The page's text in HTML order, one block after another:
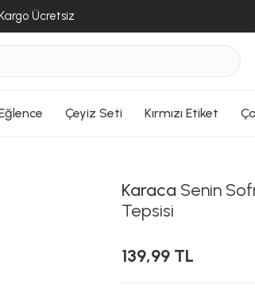
Ücretsiz
Çeyiz Seti Kırmızı Etiket
Karaca Senin
Tepsisi
139,99 TL